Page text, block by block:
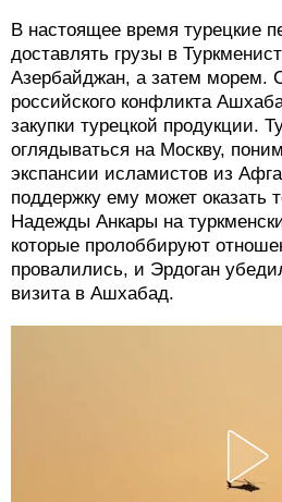
В настоящее время турецкие
доставлять грузы в
Азербайджан, а затем морем.
российского конфликта
закупки турецкой продукции.
оглядываться на Москву,
экспансии исламистов из
поддержку ему может оказать
Надежды Анкары на
которые пролоббируют
провалились, и Эрдоган
визита в Ашхабад.